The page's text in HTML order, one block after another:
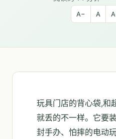
A− A
玩具门店的背心袋,和
就丢的不一样。它要
封手办、怕摔的电动